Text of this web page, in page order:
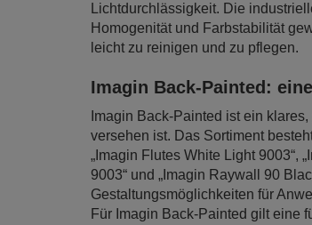
Lichtdurchlässigkeit. Die
Homogenität und Farbstabilität
leicht zu reinigen und zu pflegen.
Imagin Back-Painted:
Imagin Back-Painted ist ein
versehen ist. Das Sortiment
„Imagin Flutes White Light 9003“,
9003“ und „Imagin Raywall 90
Gestaltungsmöglichkeiten für
Für Imagin Back-Painted gilt eine